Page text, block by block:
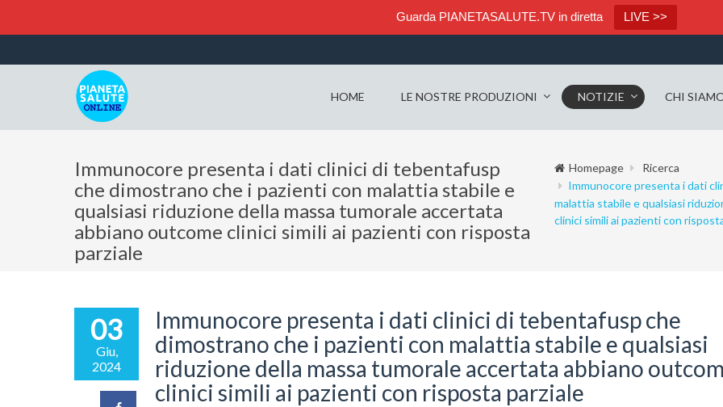
Guarda PIANETASALUTE.TV in diretta LIVE >>
HOME LE NOSTRE PRODUZIONI NOTIZIE CHI
Immunocore presenta i dati clinici di tebentafusp
che dimostrano che i pazienti con malattia stabile e
qualsiasi riduzione della massa tumorale accertata
abbiano outcome clinici simili ai pazienti con risposta
parziale
Homepage
Ricerca
Immunocore presenta i dati
malattia stabile e qualsiasi
clinici simili ai pazienti con
03
Giu,
2024
Immunocore presenta i dati clinici di tebentafusp che
dimostrano che i pazienti con malattia stabile e qualsiasi
riduzione della massa tumorale accertata abbiano
clinici simili ai pazienti con risposta parziale